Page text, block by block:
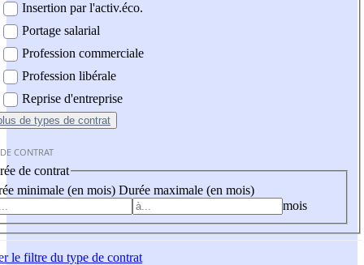
Insertion par l'activ.éco.
Portage salarial
Profession commerciale
Profession libérale
Reprise d'entreprise
de types de contrat
CONTRAT
de contrat
minimale (en mois) Durée maximale (en mois)
mois
le filtre du type de contrat